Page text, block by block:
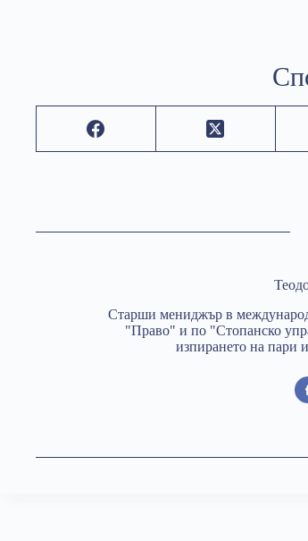
Старши мениджър в
"Право" и по "Стопанско
изпирането на пари